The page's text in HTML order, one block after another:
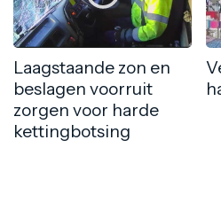
Laagstaande zon en
beslagen voorruit
zorgen voor harde
kettingbotsing